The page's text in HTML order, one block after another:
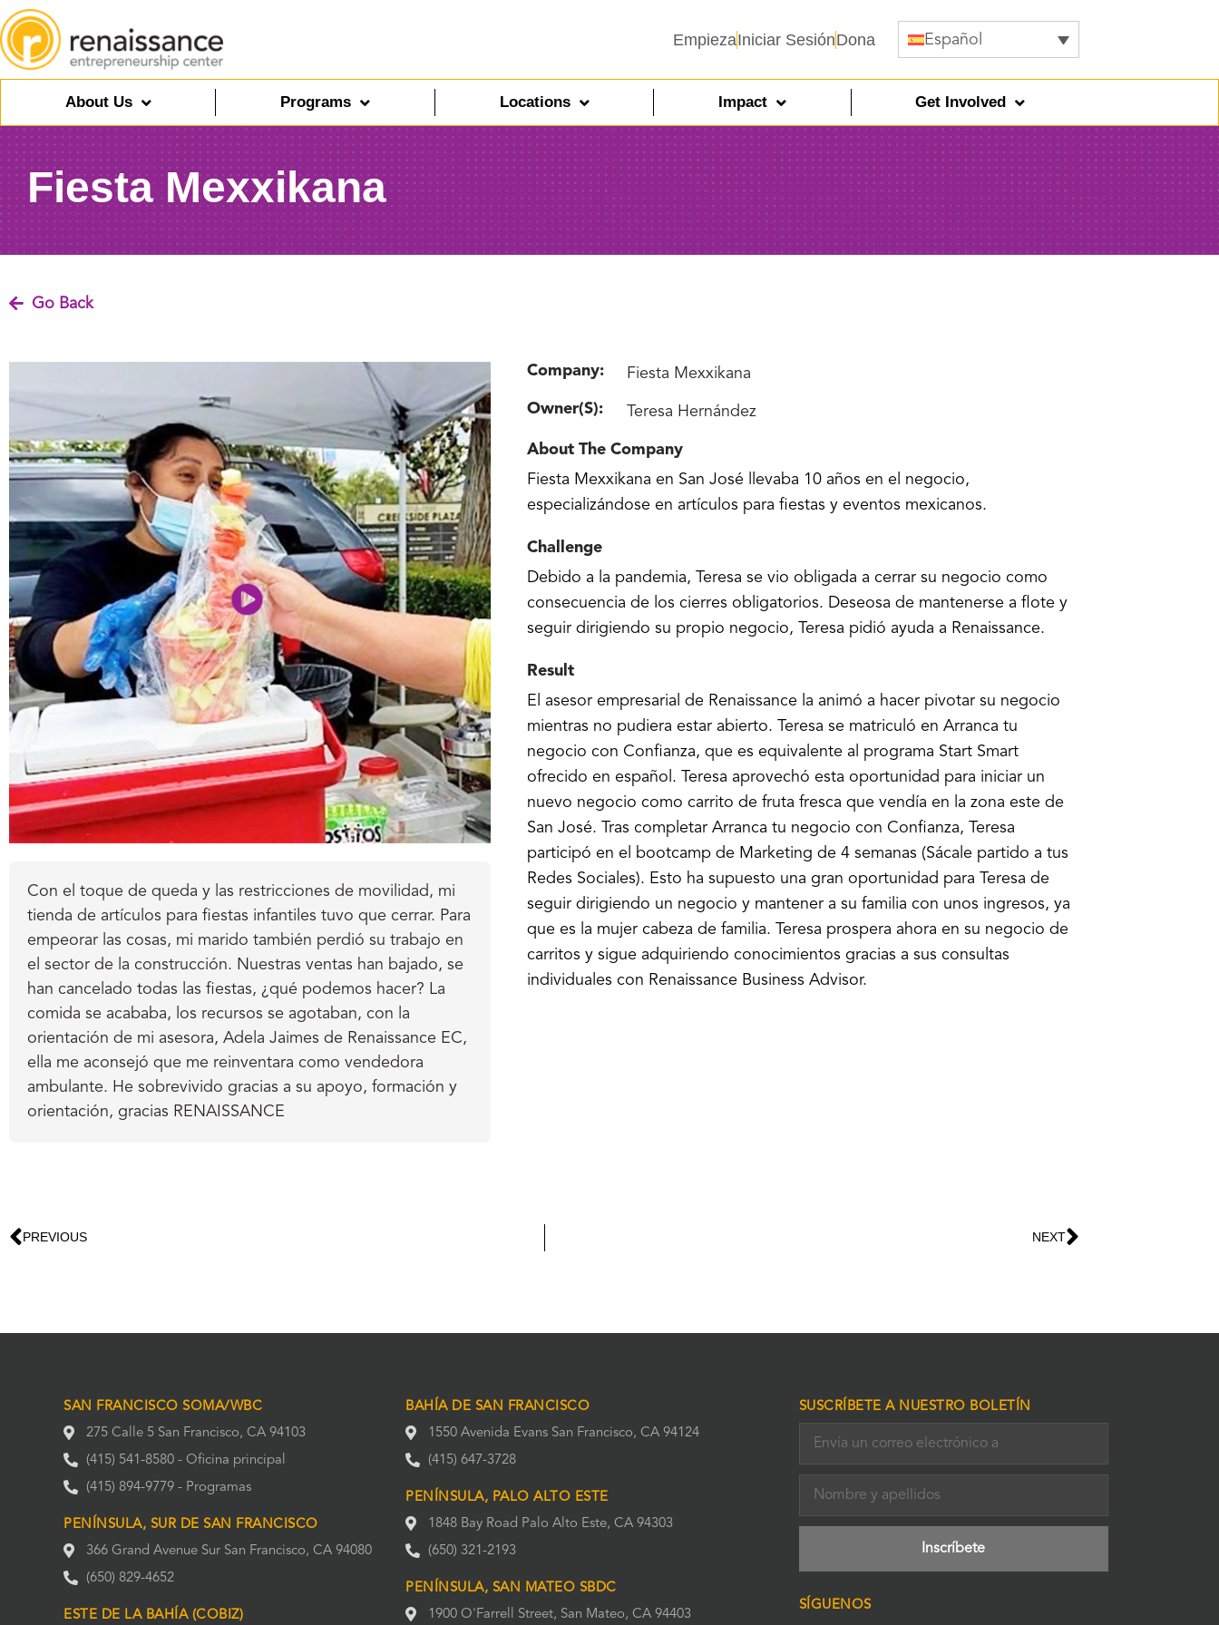
EmpiezaIniciar SesiónDona Español
About Us Programs Locations Impact Get Involved
Fiesta Mexxikana
Go Back
Con el toque de queda y las restricciones de movilidad, mi
tienda de artículos para fiestas infantiles tuvo que cerrar. Para
empeorar las cosas, mi marido también perdió su trabajo en
el sector de la construcción. Nuestras ventas han bajado, se
han cancelado todas las fiestas, ¿qué podemos hacer? La
comida se acababa, los recursos se agotaban, con la
orientación de mi asesora, Adela Jaimes de Renaissance EC,
ella me aconsejó que me reinventara como vendedora
ambulante. He sobrevivido gracias a su apoyo, formación y
orientación, gracias RENAISSANCE
Company: Fiesta Mexxikana
Owner(s): Teresa Hernández
About The Company
Fiesta Mexxikana en San José llevaba 10 años en el negocio,
especializándose en artículos para fiestas y eventos mexicanos.
Challenge
Debido a la pandemia, Teresa se vio obligada a cerrar su negocio como
consecuencia de los cierres obligatorios. Deseosa de mantenerse a flote y
seguir dirigiendo su propio negocio, Teresa pidió ayuda a Renaissance.
Result
El asesor empresarial de Renaissance la animó a hacer pivotar su negocio
mientras no pudiera estar abierto. Teresa se matriculó en Arranca tu
negocio con Confianza, que es equivalente al programa Start Smart
ofrecido en español. Teresa aprovechó esta oportunidad para iniciar un
nuevo negocio como carrito de fruta fresca que vendía en la zona este de
San José. Tras completar Arranca tu negocio con Confianza, Teresa
participó en el bootcamp de Marketing de 4 semanas (Sácale partido a tus
Redes Sociales). Esto ha supuesto una gran oportunidad para Teresa de
seguir dirigiendo un negocio y mantener a su familia con unos ingresos, ya
que es la mujer cabeza de familia. Teresa prospera ahora en su negocio de
carritos y sigue adquiriendo conocimientos gracias a sus consultas
individuales con Renaissance Business Advisor.
PREVIOUS NEXT
SAN FRANCISCO SOMA/WBC
275 Calle 5 San Francisco, CA 94103
(415) 541-8580 - Oficina principal
(415) 894-9779 - Programas
PENÍNSULA, SUR DE SAN FRANCISCO
366 Grand Avenue Sur San Francisco, CA 94080
(650) 829-4652
ESTE DE LA BAHÍA (COBIZ)
BAHÍA DE SAN FRANCISCO
1550 Avenida Evans San Francisco, CA 94124
(415) 647-3728
PENÍNSULA, PALO ALTO ESTE
1848 Bay Road Palo Alto Este, CA 94303
(650) 321-2193
PENÍNSULA, SAN MATEO SBDC
1900 O'Farrell Street, San Mateo, CA 94403
SUSCRÍBETE A NUESTRO BOLETÍN
SÍGUENOS